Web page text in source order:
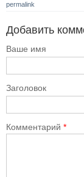
permalink
Добавить
Ваше имя
Заголовок
Комментарий *